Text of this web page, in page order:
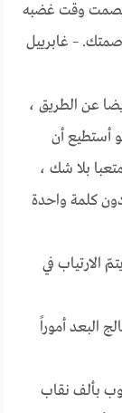
يصمت وقت غضبه
– غابرييل
عن الطريق ،
أستطيع أن
بلا شك ،
كلمة واحدة
في
البعد أموراً
بألف نقاب